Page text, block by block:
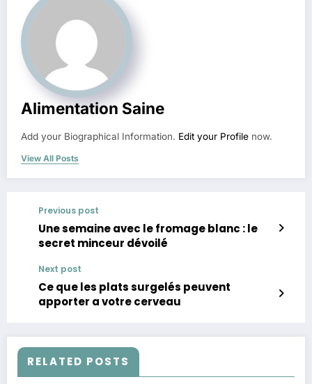
Alimentation Saine
Add your Biographical Information. Edit your Profile now.
View All Posts
Previous post
Une semaine avec le fromage blanc : le
secret minceur dévoilé
Next post
Ce que les plats surgelés peuvent
apporter a votre cerveau
RELATED POSTS